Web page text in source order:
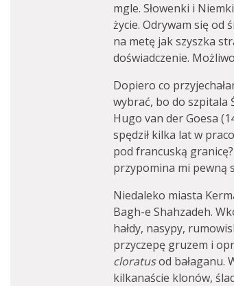
mgle. Słowenki i
życie. Odrywam się od
na metę jak szyszka
doświadczenie.
Dopiero co
wybrać, bo do szpitala
Hugo van der Goesa
spędził kilka lat w
pod francuską
przypomina mi pewną
Niedaleko miasta
Bagh-e Shahzadeh.
hałdy, nasypy,
przyczepę gruzem i
cloratusod bałaganu.
kilkanaście klonów,